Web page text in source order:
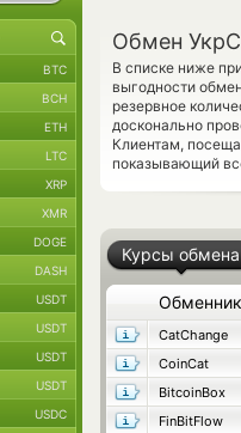
Обмен
В списке ниже
выгодности
резервное
досконально
Клиентам,
показывающий
Курсы обмена
Обменник
CatChange
CoinCat
BitcoinBox
FinBitFlow
BTC
BCH
ETH
LTC
XRP
XMR
DOGE
DASH
USDT
USDT
USDT
USDT
USDC